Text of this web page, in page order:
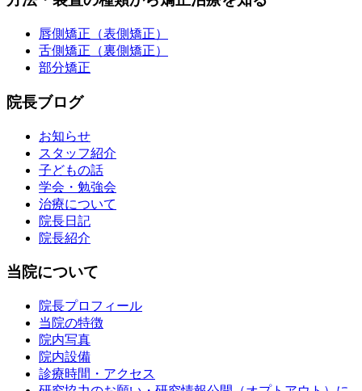
唇側矯正（表側矯正）
舌側矯正（裏側矯正）
部分矯正
院長ブログ
お知らせ
スタッフ紹介
子どもの話
学会・勉強会
治療について
院長日記
院長紹介
当院について
院長プロフィール
当院の特徴
院内写真
院内設備
診療時間・アクセス